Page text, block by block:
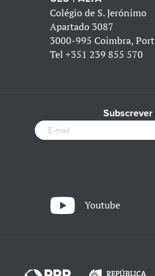
Colégio de S. Jerónimo
Apartado 3087
3000-995 Coimbra,
Tel+351 239 855 570
Subscrever
Youtube